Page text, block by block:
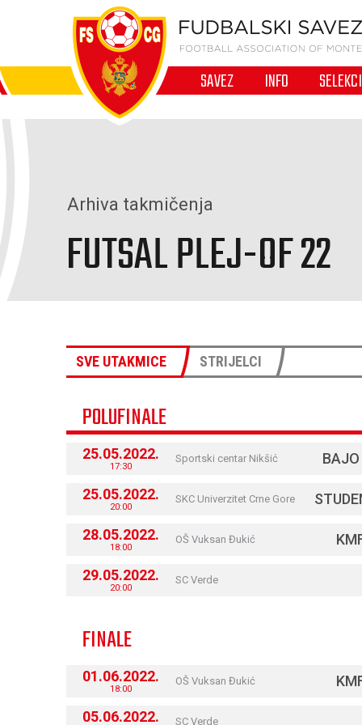
SAVEZ INFO
Arhiva takmičenja
FUTSAL PLEJ-OF 22
SVE UTAKMICE STRIJELCI
POLUFINALE
25.05.2022.
17:30
Sportski centar Nikšić
25.05.2022.
20:00
SKC Univerzitet Crne Gore
28.05.2022.
18:00
OŠ Vuksan Đukić
29.05.2022.
20:00
SC Verde
FINALE
01.06.2022.
18:00
OŠ Vuksan Đukić
05.06.2022. SC Verde